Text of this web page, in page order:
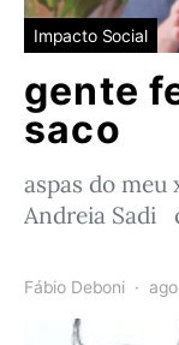
Impacto Social
gente
saco
aspas do
Andreia Sadi
Fábio Deboni